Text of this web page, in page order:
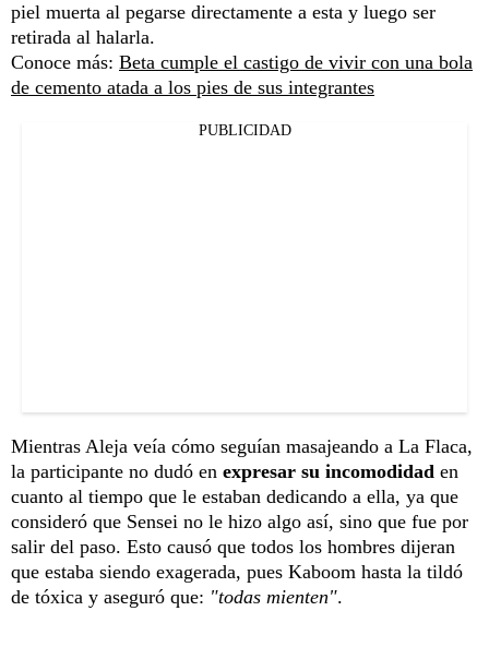
piel muerta al pegarse directamente a esta y luego ser
retirada al halarla.
Conoce más: Beta cumple el castigo de vivir con una bola
de cemento atada a los pies de sus integrantes
PUBLICIDAD
Mientras Aleja veía cómo seguían masajeando a La Flaca,
la participante no dudó en expresar su incomodidad en
cuanto al tiempo que le estaban dedicando a ella, ya que
consideró que Sensei no le hizo algo así, sino que fue por
salir del paso. Esto causó que todos los hombres dijeran
que estaba siendo exagerada, pues Kaboom hasta la tildó
de tóxica y aseguró que: "todas mienten".